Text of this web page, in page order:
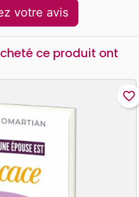
votre avis
ce produit ont
favorite_border